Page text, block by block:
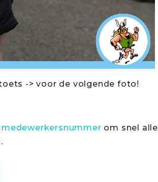
-> voor de volgende foto!
om snel alle